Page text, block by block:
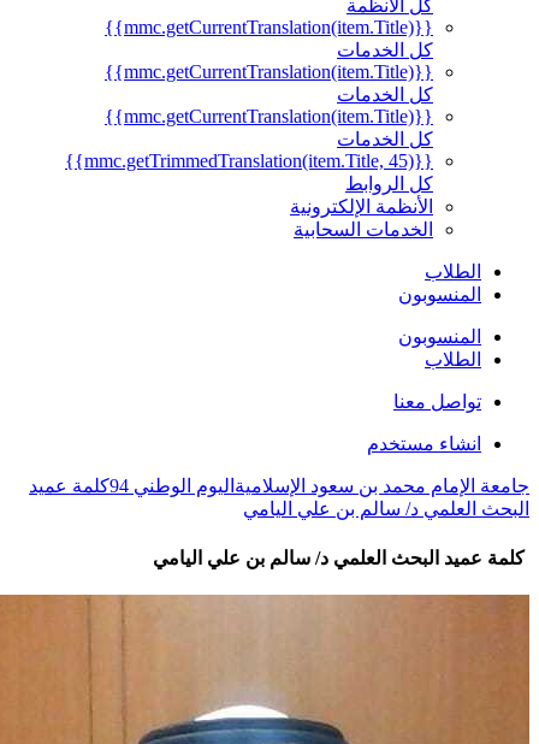
كل الأنظمة
{{mmc.getCurrentTranslation(item.Title)}}
كل الخدمات
{{mmc.getCurrentTranslation(item.Title)}}
كل الخدمات
{{mmc.getCurrentTranslation(item.Title)}}
كل الخدمات
{{mmc.getTrimmedTranslation(item.Title, 45)}}
كل الروابط
الأنظمة الإلكترونية
الخدمات السحابية
الطلاب
المنسوبون
المنسوبون
الطلاب
تواصل معنا
انشاء مستخدم
الإمام محمد بن سعود الإسلاميةاليوم الوطني 94
كلمة عميد
العلمي د/ سالم بن علي اليامي
عميد البحث العلمي د/ سالم بن علي اليامي